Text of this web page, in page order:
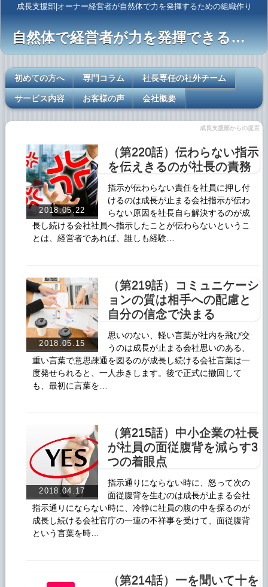
成長支援部|オーナー経営者が自然体で力を発揮するための組織作り
自然体で経営者が力を発揮できるレールを敷く
初めての方へ 専門コラム 社長専任の社外チーム
サービス内容 お客様の声 会社概要
成長支援部からの提言
2018.05.22
（第220話）伝わらない指示
を伝えきるのが社長の責務
指示が伝わらない責任を社員に押し付
けるのは成長が止まる会社指示が伝わ
らない原因を社長自ら解決するのが成
長し続ける会社社員へ指示したことが伝わらないというこ
とは、経営者であれば、誰しも経験…
2018.05.15
（第219話）コミュニケーシ
ョンの質は相手への配慮と
自分の信念で決まる
思いのない、軽い言葉が社内を飛び交
うのは成長が止まる会社思いのある、
重い言葉で意思疎通を図るのが成長し続ける会社言葉は一
度発せられると、一人歩きします。後で正式に撤回して
も、最初に言葉を…
2018.04.17
（第215話）中小企業の社長
が社員の面従腹背を減らす3
つの着眼点
指示通りにならない時に、怒って次の
面従腹背を生むのは成長が止まる会社
指示通りにならない時に、冷静に社員の腹の中を探るのが
成長し続ける会社官庁の一連の不祥事を受けて、面従腹背
という言葉を時…
（第214話）一を聞いて十を